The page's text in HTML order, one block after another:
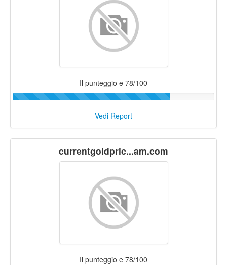
Il punteggio e 78/100
Vedi Report
currentgoldpric...am.com
Il punteggio e 78/100